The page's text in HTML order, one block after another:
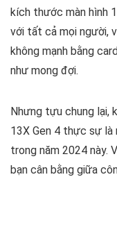
kích thước màn hình
với tất cả mọi người,
không mạnh bằng
như mong đợi.
Nhưng tựu chung lại,
13X Gen 4 thực sự
trong năm 2024 này.
bạn cân bằng giữa